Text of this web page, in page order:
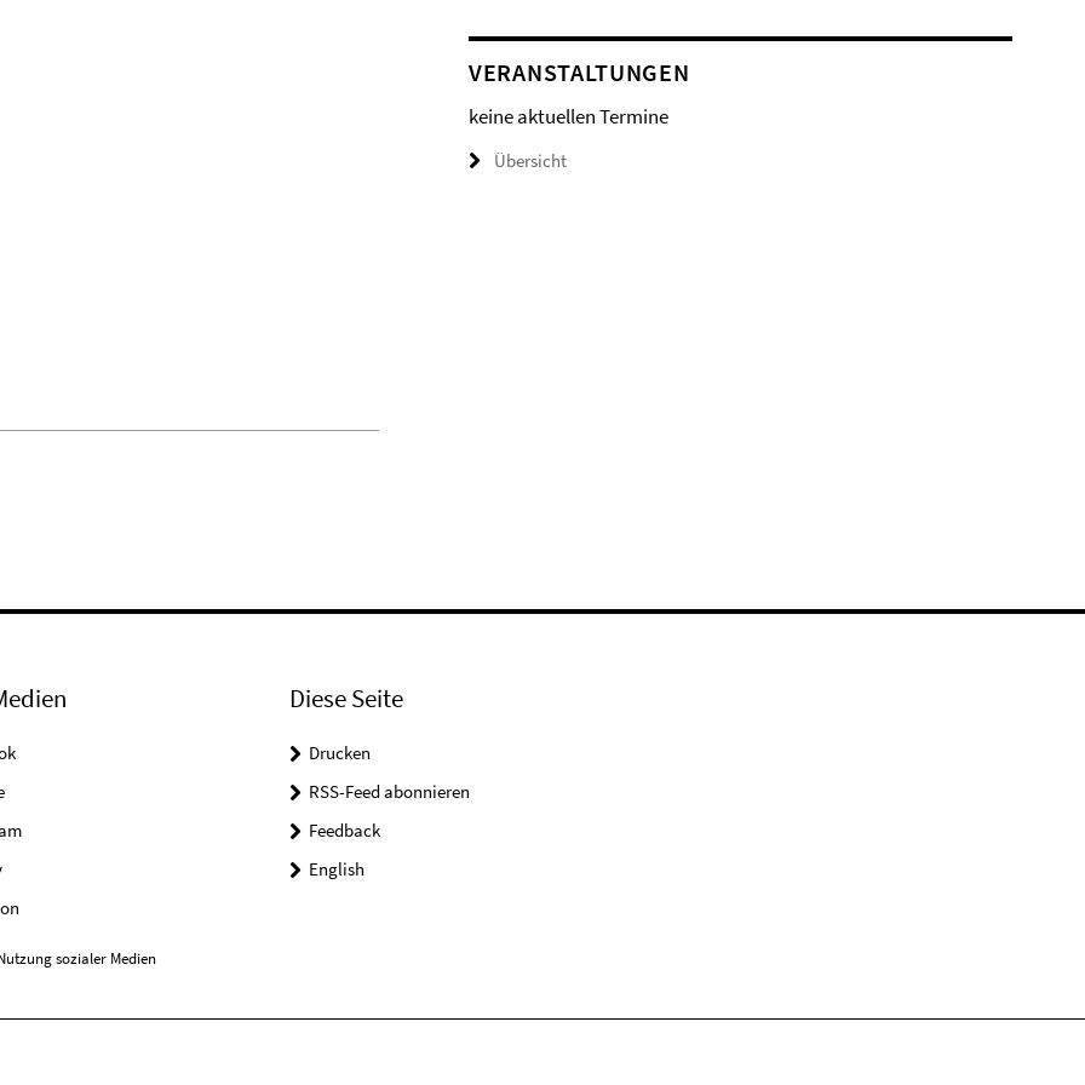
VERANSTALTUNGEN
keine aktuellen Termine
Übersicht
sozialer Medien
Diese Seite
Drucken
RSS-Feed abonnieren
Feedback
English